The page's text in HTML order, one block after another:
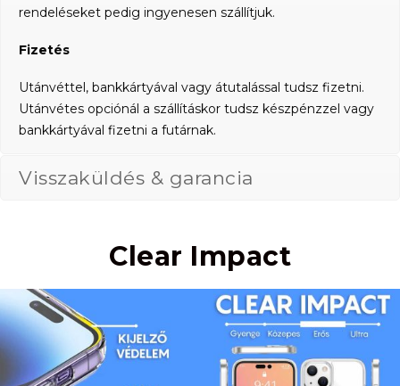
rendeléseket pedig ingyenesen szállítjuk.
Fizetés
Utánvéttel, bankkártyával vagy átutalással tudsz fizetni.
Utánvétes opciónál a szállításkor tudsz készpénzzel vagy
bankkártyával fizetni a futárnak.
Visszaküldés & garancia
Clear Impact